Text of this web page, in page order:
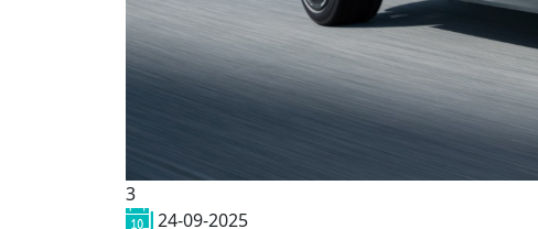
3
24-09-2025